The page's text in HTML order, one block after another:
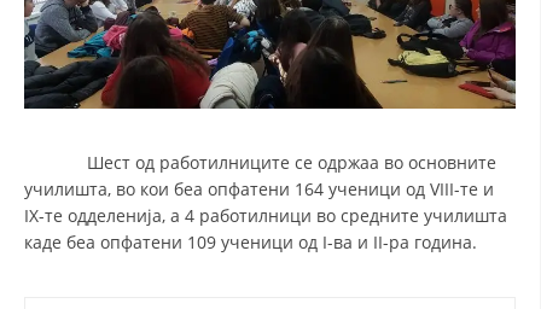
Шест од работилниците се одржаа во основните
училишта, во кои беа опфатени 164 ученици од VIII-те и
IX-те одделенија, а 4 работилници во средните училишта
каде беа опфатени 109 ученици од I-ва и II-ра година.